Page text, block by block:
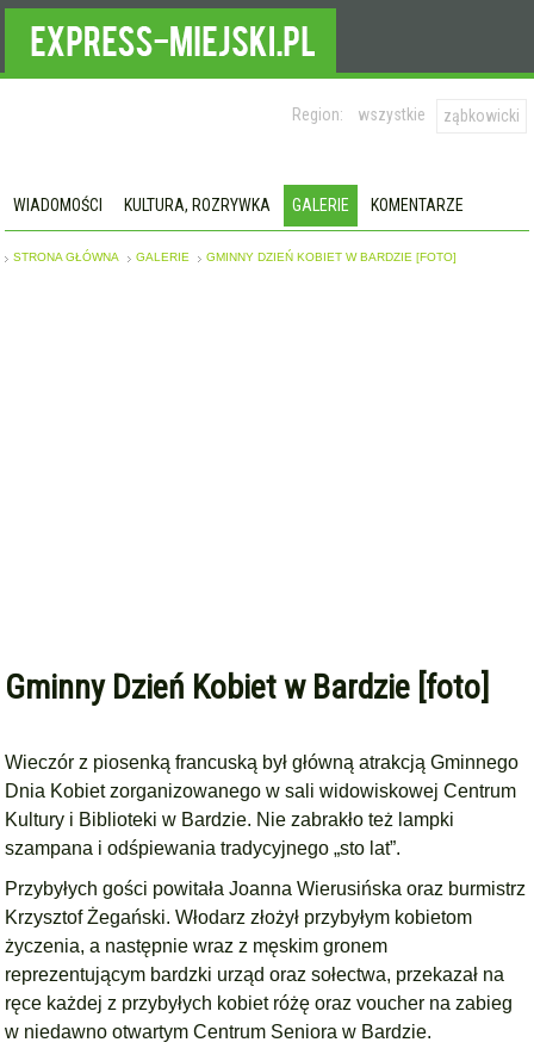
Region: wszystkie ząbkowicki
WIADOMOŚCI KULTURA, ROZRYWKA GALERIE KOMENTARZE
STRONA GŁÓWNA GALERIE GMINNY DZIEŃ KOBIET W BARDZIE [FOTO]
Gminny Dzień Kobiet w Bardzie [foto]
Wieczór z piosenką francuską był główną atrakcją Gminnego
Dnia Kobiet zorganizowanego w sali widowiskowej Centrum
Kultury i Biblioteki w Bardzie. Nie zabrakło też lampki
szampana i odśpiewania tradycyjnego „sto lat”.
Przybyłych gości powitała Joanna Wierusińska oraz burmistrz
Krzysztof Żegański. Włodarz złożył przybyłym kobietom
życzenia, a następnie wraz z męskim gronem
reprezentującym bardzki urząd oraz sołectwa, przekazał na
ręce każdej z przybyłych kobiet różę oraz voucher na zabieg
w niedawno otwartym Centrum Seniora w Bardzie.